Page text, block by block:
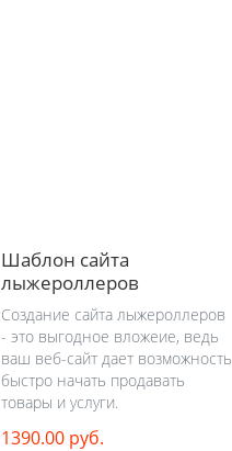
Шаблон сайта
лыжероллеров
Создание сайта лыжероллеров
- это выгодное вложеие, ведь
ваш веб-сайт дает возможность
быстро начать продавать
товары и услуги.
1390.00 руб.